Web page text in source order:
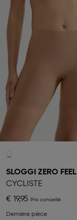
SLOGGI ZERO FEEL
CYCLISTE
€ 19,95
Dernière pièce